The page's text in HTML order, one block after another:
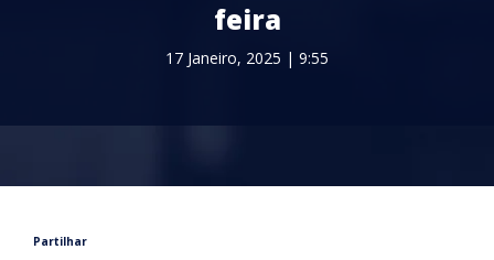
feira
17 Janeiro, 2025 | 9:55
Partilhar